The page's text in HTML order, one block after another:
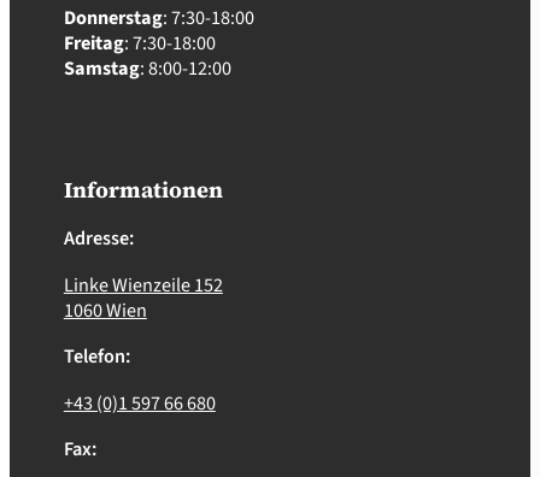
Donnerstag: 7:30-18:00
Freitag: 7:30-18:00
Samstag: 8:00-12:00
Informationen
Adresse:
Linke Wienzeile 152
1060 Wien
Telefon:
+43 (0)1 597 66 680
Fax: